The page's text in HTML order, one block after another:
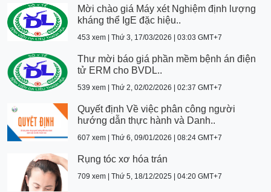
Mời chào giá Máy xét Nghiệm định lượng
kháng thể IgE đặc hiệu..
453 xem | Thứ 3, 17/03/2026 | 03:03 GMT+7
Thư mời báo giá phần mềm bệnh án điện
tử ERM cho BVDL..
539 xem | Thứ 2, 02/02/2026 | 02:37 GMT+7
Quyết định Về việc phân công người
hướng dẫn thực hành và Danh..
607 xem | Thứ 6, 09/01/2026 | 08:24 GMT+7
Rụng tóc xơ hóa trán
709 xem | Thứ 5, 18/12/2025 | 04:20 GMT+7